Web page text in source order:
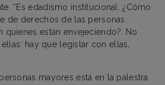
“Es edadismo institucional. ¿Cómo
de derechos de las personas
quienes están envejeciendo?. No
hay que legislar con ellas,
mayores está en la palestra